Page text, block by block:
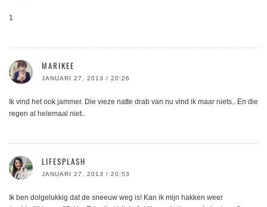
1
MARIKEE
JANUARI 27, 2013 / 20:26
Ik vind het ook jammer. Die vieze natte drab van nu vind ik maar niets.. En die
regen al helemaal niet..
LIFESPLASH
JANUARI 27, 2013 / 20:53
Ik ben dolgelukkig dat de sneeuw weg is! Kan ik mijn hakken weer